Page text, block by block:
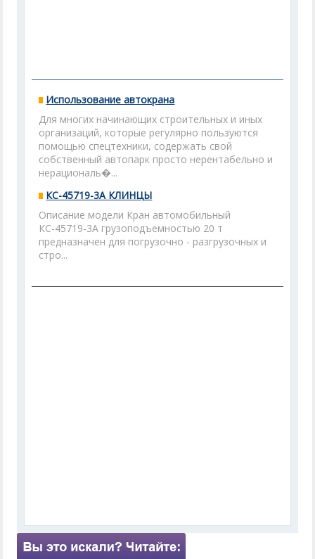
Использование автокрана
Для многих начинающих строительных и иных
организаций, которые регулярно пользуются
помощью спецтехники, содержать свой
собственный автопарк просто нерентабельно и
нерациональ�...
КС-45719-3А КЛИНЦЫ
Описание модели Кран автомобильный
КС-45719-3А грузоподъемностью 20 т
предназначен для погрузочно - разгрузочных и
стро...